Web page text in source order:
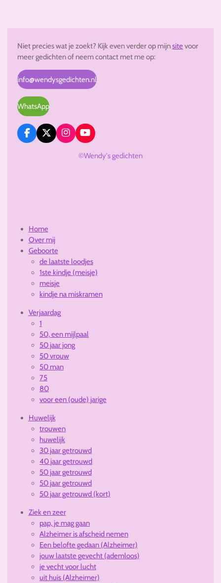
Niet precies wat je zoekt? Kijk even verder op mijnsitevoor
meer gedichten of neem contact met me op:
info@wendysgedichten.nl
WhatsApp
F
a
X
I
n
Y
o
u
©Wendy's gedichten
Home
Over mij
Geboorte
de laatste loodjes
1ste kindje (meisje)
meisje
kindje na miskramen
Verjaardag
1
50, een mijlpaal
50 jaar jong
50 vrouw
50 man
75
80
voor een (oude) jarige
Huwelijk
trouwen
huwelijk
30 jaar getrouwd
40 jaar getrouwd
50 jaar getrouwd
50 jaar getrouwd
50 jaar getrouwd (kort)
Ziek en zeer
pap, je mag gaan
Alzheimer is afscheid nemen
Een belofte gedaan (Alzheimer)
jouw laatste gevecht (ademloos)
je vecht voor lucht
uit huis (Alzheimer)